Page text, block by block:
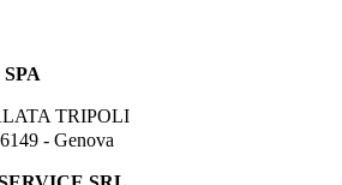
TRIPOLI
- Genova